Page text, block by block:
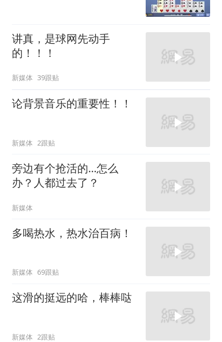
讲真，是球网先动手
的！！！
新媒体 39跟贴
论背景音乐的重要性！！
新媒体 2跟贴
旁边有个抢活的…怎么
办？人都过去了？
新媒体
多喝热水，热水治百病！
新媒体 69跟贴
这滑的挺远的哈，棒棒哒
新媒体 2跟贴